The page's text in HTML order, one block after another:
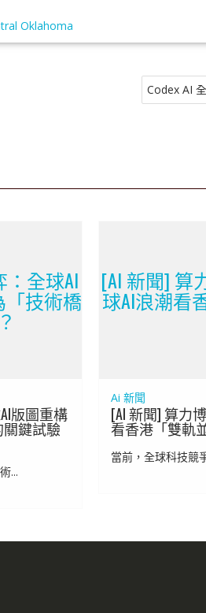
Oklahoma
Codex AI
全球AI
技術橋
版圖重構
鍵試驗
...
[AI 新聞] 算
球AI浪潮看
Ai 新聞
[AI 新聞] 算力
看香港「雙軌
當前，全球科技競